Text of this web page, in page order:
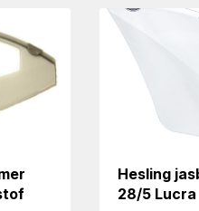
Hesling
28/5 Lucra